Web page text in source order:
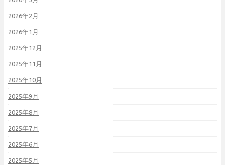
2026年2月
2026年1月
2025年12月
2025年11月
2025年10月
2025年9月
2025年8月
2025年7月
2025年6月
2025年5月